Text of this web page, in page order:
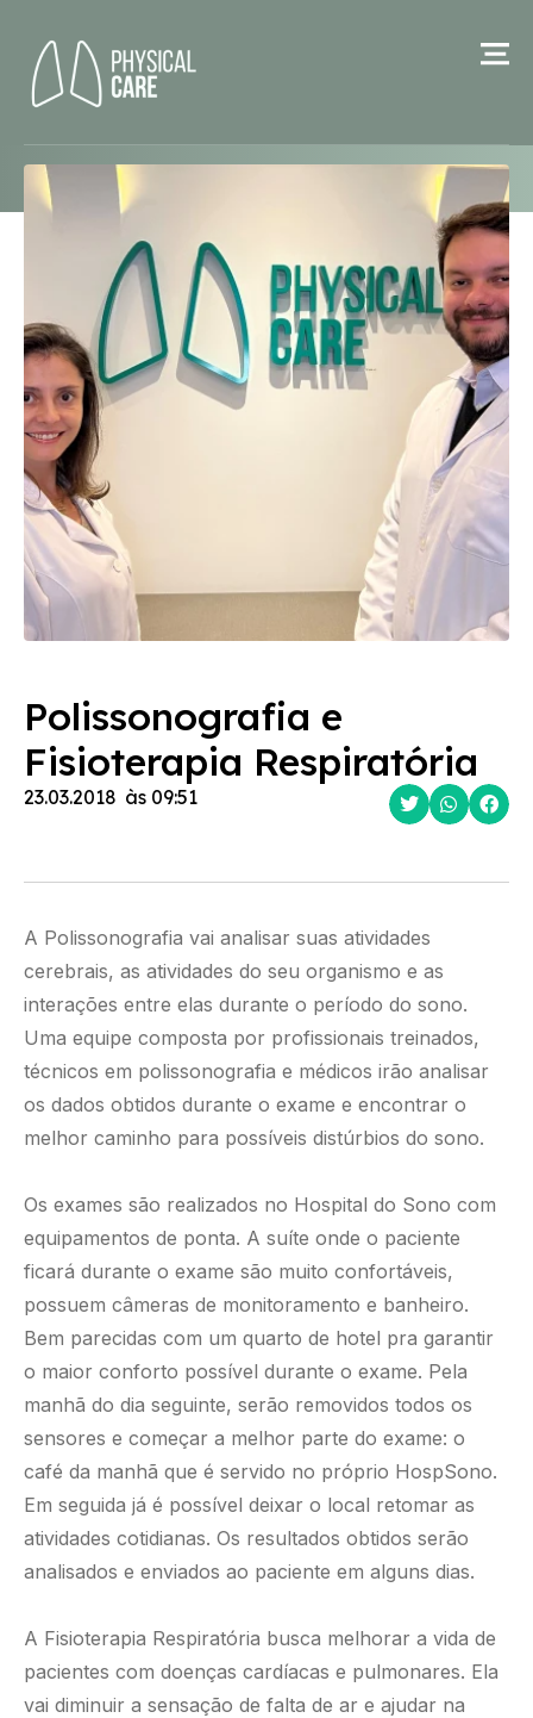
Polissonografia e
Fisioterapia Respiratória
23.03.2018 às 09:51
A Polissonografia vai analisar suas atividades
cerebrais, as atividades do seu organismo e as
interações entre elas durante o período do sono.
Uma equipe composta por profissionais treinados,
técnicos em polissonografia e médicos irão analisar
os dados obtidos durante o exame e encontrar o
melhor caminho para possíveis distúrbios do sono.
Os exames são realizados no Hospital do Sono com
equipamentos de ponta. A suíte onde o paciente
ficará durante o exame são muito confortáveis,
possuem câmeras de monitoramento e banheiro.
Bem parecidas com um quarto de hotel pra garantir
o maior conforto possível durante o exame. Pela
manhã do dia seguinte, serão removidos todos os
sensores e começar a melhor parte do exame: o
café da manhã que é servido no próprio HospSono.
Em seguida já é possível deixar o local retomar as
atividades cotidianas. Os resultados obtidos serão
analisados e enviados ao paciente em alguns dias.
A Fisioterapia Respiratória busca melhorar a vida de
pacientes com doenças cardíacas e pulmonares. Ela
vai diminuir a sensação de falta de ar e ajudar na